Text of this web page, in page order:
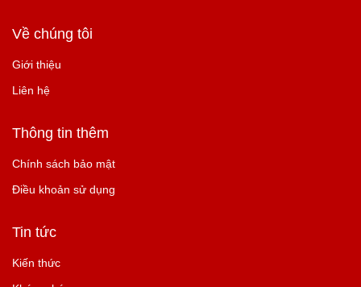
Về chúng tôi
Giới thiệu
Liên hệ
Thông tin thêm
Chính sách bảo mật
Điều khoản sử dụng
Tin tức
Kiến thức